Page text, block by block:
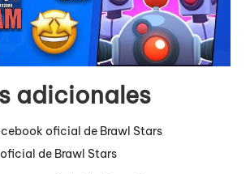
adicionales
oficial de Brawl Stars
de Brawl Stars